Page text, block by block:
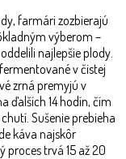
farmári zozbierajú
výberom –
najlepšie plody.
v čistej
zrná premyjú v
ďalších 14 hodín, čím
Sušenie prebieha
káva najskôr
proces trvá 15 až 20